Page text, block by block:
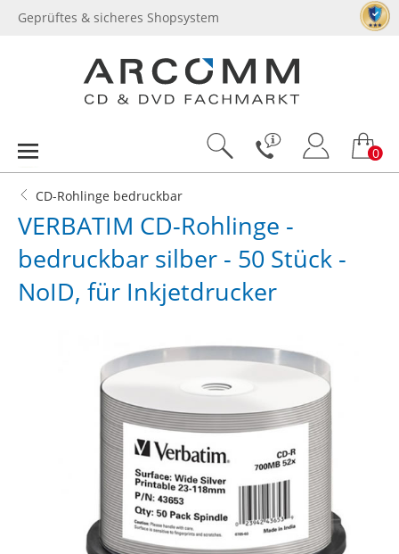
Geprüftes & sicheres Shopsystem
0
CD-Rohlinge bedruckbar
VERBATIM CD-Rohlinge -
bedruckbar silber - 50 Stück -
NoID, für Inkjetdrucker